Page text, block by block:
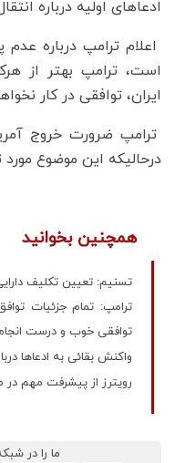
ادعاهای اولیه درباره
اعلام ترامپ درباره عدم
است، ترامپ بهتر از
ایران، توافقی در کار
ترامپ ضرورت خروج
درحالیکه این موضوع
همچنین بخوانید
تسنیم: تعیین تکلیف
ترامپ: تمام جزئیات
توافقی خوب و درست
واکنش بقائی به ادعاها
رویترز از پیشرفت مهم در
ما را در